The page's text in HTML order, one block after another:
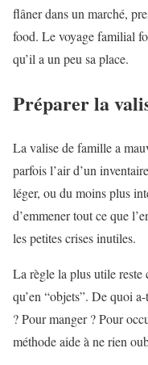
flâner dans un marché,
food. Le voyage familial
qu’il a un peu sa place.
Préparer la
La valise de famille a
parfois l’air d’un
léger, ou du moins plus
d’emmener tout ce que
les petites crises inutiles.
La règle la plus utile reste
qu’en “objets”. De quoi
? Pour manger ? Pour
méthode aide à ne rien